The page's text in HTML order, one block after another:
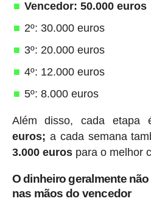
Vencedor: 50.000 euros
2º: 30.000 euros
3º: 20.000 euros
4º: 12.000 euros
5º: 8.000 euros
Além disso, cada
euros; a cada semana
3.000 eurospara o melhor
O dinheiro geralmente
nas mãos do vencedor